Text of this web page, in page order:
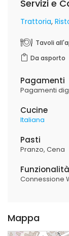
Servizi e
Trattoria
Tavoli
Da asporto
Pagamenti
Pagamenti
Cucine
Italiana
Pasti
Pranzo Cena
Funzionalità
Connessione
Mappa